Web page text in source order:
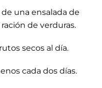
una ensalada de
de verduras.
secos al día.
cada dos días.